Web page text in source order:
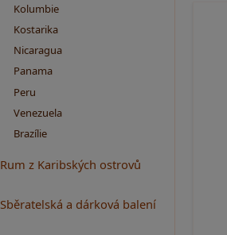
Kolumbie
Kostarika
Nicaragua
Panama
Peru
Venezuela
Brazílie
Rum z Karibských ostrovů
Sběratelská a dárková balení